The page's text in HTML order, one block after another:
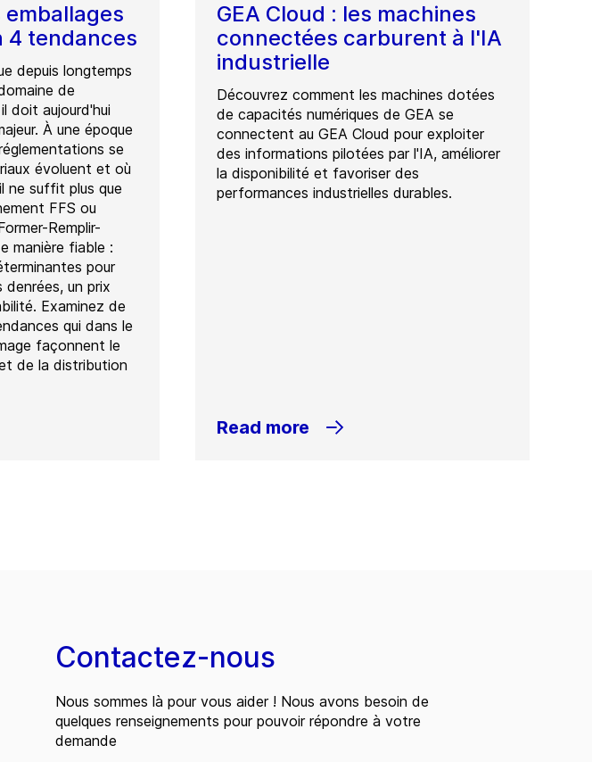
4 tendances
depuis longtemps
de
doit aujourd'hui
À une époque
se
évoluent et où
ne suffit plus que
FFS ou
Remplir-
manière fiable :
pour
un prix
Examinez de
qui dans le
façonnent le
de la distribution
GEA Cloud : les machines
connectées carburent à l'IA
industrielle
Découvrez comment les machines dotées
de capacités numériques de GEA se
connectent au GEA Cloud pour exploiter
des informations pilotées par l'IA, améliorer
la disponibilité et favoriser des
performances industrielles durables.
Read more
Contactez-nous
Nous sommes là pour vous aider ! Nous avons besoin de
quelques renseignements pour pouvoir répondre à votre
demande